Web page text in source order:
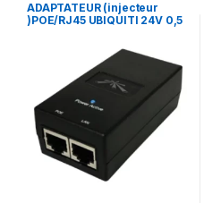
ADAPTATEUR (injecteur
)POE/RJ45 UBIQUITI 24V 0,5